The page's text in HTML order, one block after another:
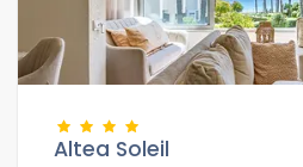
Altea Soleil